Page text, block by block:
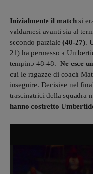
Inizialmente il match si
valdarnesi avanti sia al
secondo parziale (40-27).
21) ha permesso a
tempino 48-48. Ne esce
cui le ragazze di coach
inseguire. Decisive nel
trascinatrici della squadra
hanno costretto